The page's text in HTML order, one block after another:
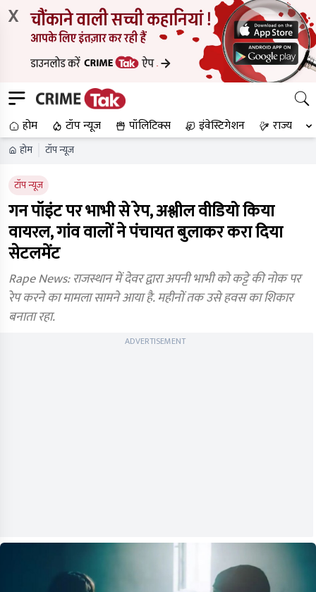
X
होम टॉप न्यूज पॉलिटिक्स इंवेस्टिगेशन राज्य
होम टॉप न्यूज
टॉप न्यूज
गन पॉइंट पर भाभी से रेप, अश्लील वीडियो किया
वायरल, गांव वालों ने पंचायत बुलाकर करा दिया
सेटलमेंट
Rape News: राजस्थान में देवर द्वारा अपनी भाभी को कट्टे की नोक पर
रेप करने का मामला सामने आया है. महीनों तक उसे हवस का शिकार
बनाता रहा.
ADVERTISEMENT